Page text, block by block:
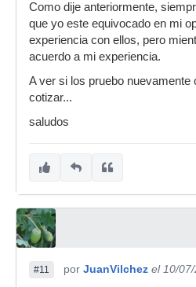
Como dije anteriormente,
que yo este equivocado en mi
experiencia con ellos, pero
acuerdo a mi experiencia.
A ver si los pruebo nuevamente
cotizar...
saludos
#11 por JuanVilchez el 10/